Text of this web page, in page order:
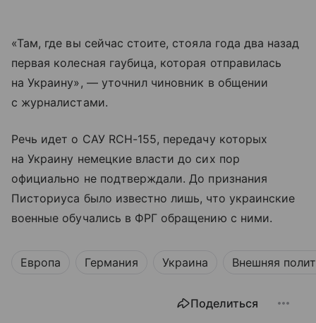
«Там, где вы сейчас стоите, стояла года два назад
первая колесная гаубица, которая отправилась
на Украину», — уточнил чиновник в общении
с журналистами.
Речь идет о САУ RCH-155, передачу которых
на Украину немецкие власти до сих пор
официально не подтверждали. До признания
Писториуса было известно лишь, что украинские
военные обучались в ФРГ обращению с ними.
Европа Германия Украина Внешняя
Поделиться